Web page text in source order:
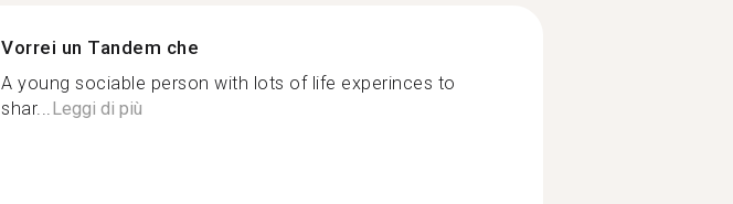
Vorrei un Tandem che
A young sociable person with lots of life experinces to
shar...Leggi di più